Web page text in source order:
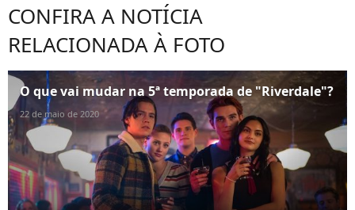
CONFIRA A NOTÍCIA
RELACIONADA À FOTO
O que vai mudar na 5ª temporada de "Riverdale"?
22 de maio de 2020